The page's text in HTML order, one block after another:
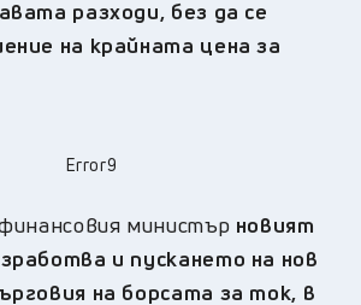
разходи, без да се
на крайната цена за
Error9
министър новият
и пускането на нов
на борсата за ток, в